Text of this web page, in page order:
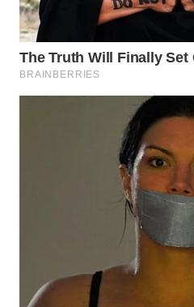
NATUNA
BINTAN
LABUANBAJO